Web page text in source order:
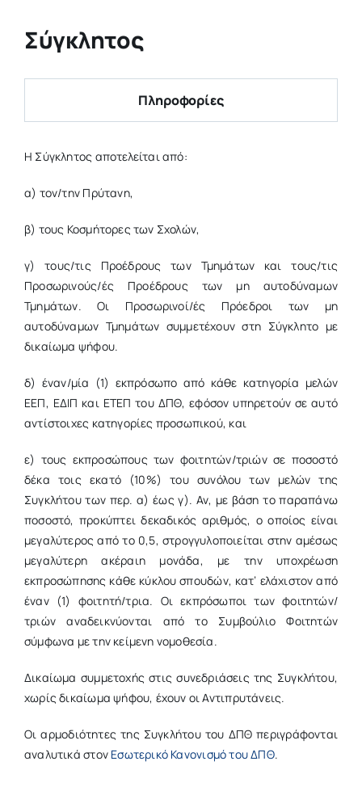
Η ζωή στο ΔΠΘ
Σύγκλητος
Πληροφορίες
Η Σύγκλητος αποτελείται από:
α) τον/την Πρύτανη,
β) τους Κοσμήτορες των Σχολών,
γ) τους/τις Προέδρους των Τμημάτων και τους/τις
Προσωρινούς/ές Προέδρους των μη αυτοδύναμων
Τμημάτων. Οι Προσωρινοί/ές Πρόεδροι των μη
αυτοδύναμων Τμημάτων συμμετέχουν στη Σύγκλητο με
δικαίωμα ψήφου.
δ) έναν/μία (1) εκπρόσωπο από κάθε κατηγορία μελών
ΕΕΠ, ΕΔΙΠ και ΕΤΕΠ του ΔΠΘ, εφόσον υπηρετούν σε αυτό
αντίστοιχες κατηγορίες προσωπικού, και
ε) τους εκπροσώπους των φοιτητών/τριών σε ποσοστό
δέκα τοις εκατό (10%) του συνόλου των μελών της
Συγκλήτου των περ. α) έως γ). Αν, με βάση το παραπάνω
ποσοστό, προκύπτει δεκαδικός αριθμός, ο οποίος είναι
μεγαλύτερος από το 0,5, στρογγυλοποιείται στην αμέσως
μεγαλύτερη ακέραιη μονάδα, με την υποχρέωση
εκπροσώπησης κάθε κύκλου σπουδών, κατ’ ελάχιστον από
έναν (1) φοιτητή/τρια. Οι εκπρόσωποι των φοιτητών/
τριών αναδεικνύονται από το Συμβούλιο Φοιτητών
σύμφωνα με την κείμενη νομοθεσία.
Δικαίωμα συμμετοχής στις συνεδριάσεις της Συγκλήτου,
χωρίς δικαίωμα ψήφου, έχουν οι Αντιπρυτάνεις.
Οι αρμοδιότητες της Συγκλήτου του ΔΠΘ περιγράφονται
αναλυτικά στον Εσωτερικό Κανονισμό του ΔΠΘ.